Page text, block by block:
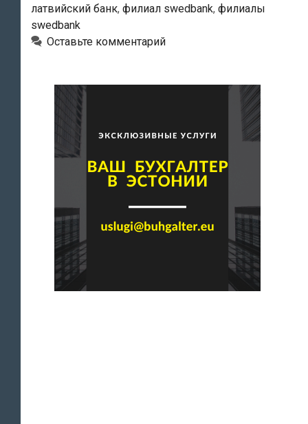
латвийский банк, филиал swedbank, филиалы
swedbank
Оставьте комментарий